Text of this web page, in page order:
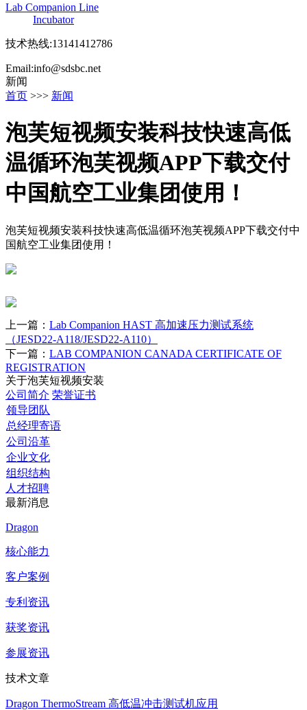
Lab Companion Line
Incubator
技术热线:13141412786
Email:info@sdsbc.net
新闻
首页 >>> 新闻
泡芙短视频安装科技快速高低
温循环泡芙视频APP下载交付
中国航空工业集团使用！
泡芙短视频安装科技快速高低温循环泡芙视频APP下载交付中
国航空工业集团使用！
上一篇： Lab Companion HAST 高加速压力测试系统
（JESD22-A118/JESD22-A110）
下一篇： LAB COMPANION CANADA CERTIFICATE OF
REGISTRATION
关于泡芙短视频安装
公司简介 荣誉证书
领导团队
总经理寄语
公司沿革
企业文化
组织结构
人才招聘
最新消息
Dragon
核心能力
客户案例
专利资讯
获奖资讯
参展资讯
技术文章
Dragon ThermoStream 高低温冲击测试机应用